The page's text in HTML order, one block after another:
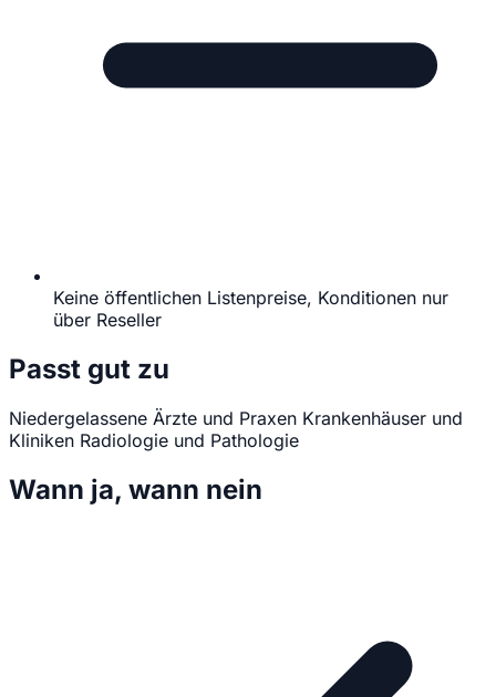
Keine öffentlichen Listenpreise, Konditionen nur
über Reseller
Passt gut zu
Niedergelassene Ärzte und Praxen Krankenhäuser und
Kliniken Radiologie und Pathologie
Wann ja, wann nein